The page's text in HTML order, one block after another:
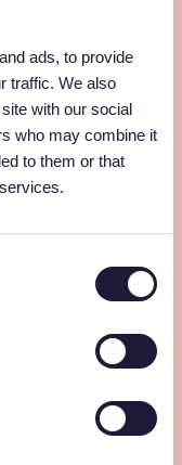
ads, to provide
traffic. We also
with our social
who may combine it
to them or that
recht hebt
als bedrijfsjurist
te maken voor
in het Nederlands
te